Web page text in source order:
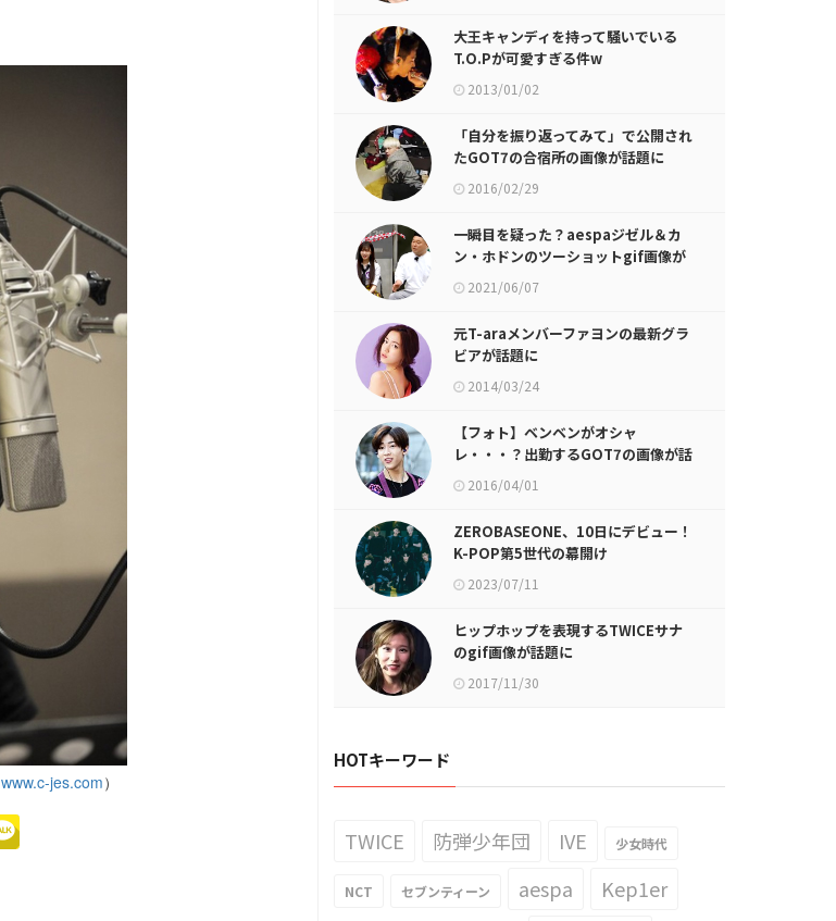
www.c-jes.com）
大王キャンディを持って騒いでいる
T.O.Pが可愛すぎる件w
2013/01/02
「自分を振り返ってみて」で公開され
たGOT7の合宿所の画像が話題に
2016/02/29
一瞬目を疑った？aespaジゼル＆カ
ン・ホドンのツーショットgif画像が
話題に
2021/06/07
元T-araメンバーファヨンの最新グラ
ビアが話題に
2014/03/24
【フォト】ベンベンがオシャ
レ・・・？出勤するGOT7の画像が話
題に2016/04/01
ZEROBASEONE、10日にデビュー！
K-POP第5世代の幕開け
2023/07/11
ヒップホップを表現するTWICEサナ
のgif画像が話題に
2017/11/30
HOTキーワード
TWICE 防弾少年団 IVE 少女時代
NCT セブンティーン aespa Kep1er